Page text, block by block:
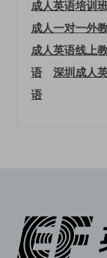
成人英语培训
成人一对一外
成人英语线上
语
深圳成人
语